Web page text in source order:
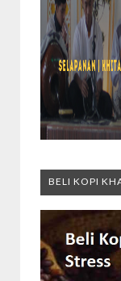
BELI KOPI